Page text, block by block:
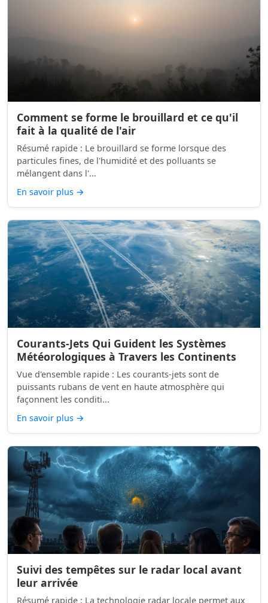
Comment se forme le brouillard et ce qu'il
fait à la qualité de l'air
Résumé rapide : Le brouillard se forme lorsque des
particules fines, de l'humidité et des polluants se
mélangent dans l'...
En savoir plus →
Courants-Jets Qui Guident les Systèmes
Météorologiques à Travers les Continents
Vue d'ensemble rapide : Les courants-jets sont de
puissants rubans de vent en haute atmosphère qui
façonnent les conditi...
En savoir plus →
Suivi des tempêtes sur le radar local avant
leur arrivée
Résumé rapide : La technologie radar locale permet aux